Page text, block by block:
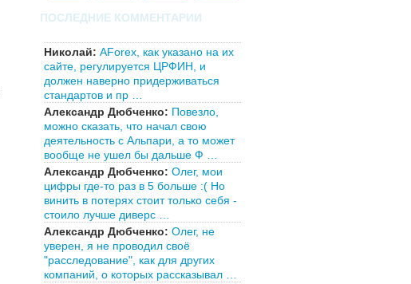
ПОСЛЕДНИЕ КОММЕНТАРИИ
Николай: AForex, как указано на их
сайте, регулируется ЦРФИН, и
должен наверно придерживаться
стандартов и пр …
Александр Дюбченко: Повезло,
можно сказать, что начал свою
деятельность с Альпари, а то может
вообще не ушел бы дальше Ф …
Александр Дюбченко: Олег, мои
цифры где-то раз в 5 больше :( Но
винить в потерях стоит только себя -
стоило лучше диверс …
Александр Дюбченко: Олег, не
уверен, я не проводил своё
"расследование", как для других
компаний, о которых рассказывал …